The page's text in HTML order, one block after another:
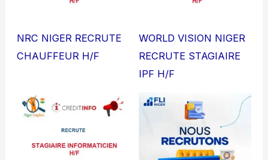
NRC NIGER RECRUTE
CHAUFFEUR H/F
WORLD VISION NIGER
RECRUTE STAGIAIRE
IPF H/F